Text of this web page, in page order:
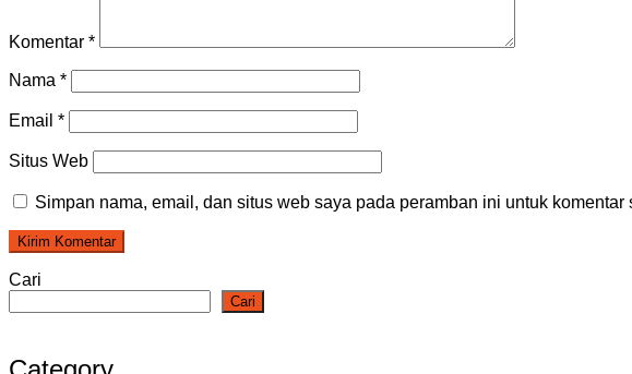
Komentar *
Nama *
Email *
Situs Web
Simpan nama, email, dan situs web saya pada peramban ini untuk komentar
Cari
Cari